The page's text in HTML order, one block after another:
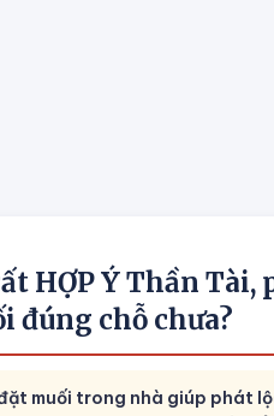
HỢP Ý Thần
đúng chỗ chưa?
muối trong nhà giúp phát